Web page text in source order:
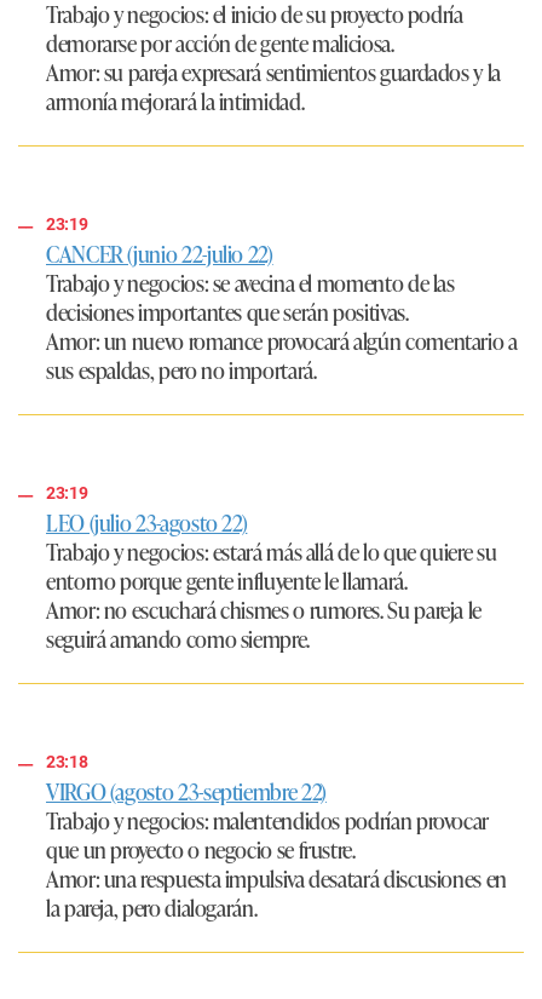
Trabajo y negocios:el inicio de su proyecto podría
demorarse por acción de gente maliciosa.
Amor:su pareja expresará sentimientos guardados y la
armonía mejorará la intimidad.
23:19
CANCER (junio 22-julio 22)
Trabajo y negocios:se avecina el momento de las
decisiones importantes que serán positivas.
Amor:un nuevo romance provocará algún comentario a
sus espaldas, pero no importará.
23:19
LEO (julio 23-agosto 22)
Trabajo y negocios:estará más allá de lo que quiere su
entorno porque gente influyente le llamará.
Amor:no escuchará chismes o rumores. Su pareja le
seguirá amando como siempre.
23:18
VIRGO (agosto 23-septiembre 22)
Trabajo y negocios:malentendidos podrían provocar
que un proyecto o negocio se frustre.
Amor:una respuesta impulsiva desatará discusiones en
la pareja, pero dialogarán.